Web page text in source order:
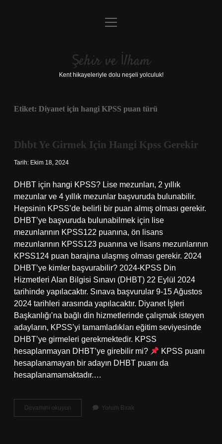
Anasayfa
Yasal Uyarı
menüyü
Şehir ve İlham
Kent hikayeleriyle dolu neşeli yolculuk!
Etiket: Diyanet için hangi KPSS puan türü
Dhbt Ye Girmek Için Hangi Kpss Gerekir
Tarih: Ekim 18, 2024
DHBT için hangi KPSS? Lise mezunları, 2 yıllık
mezunlar ve 4 yıllık mezunlar başvuruda bulunabilir.
Hepsinin KPSS’de belirli bir puan almış olması gerekir.
DHBT’ye başvuruda bulunabilmek için lise
mezunlarının KPSS122 puanına, ön lisans
mezunlarının KPSS123 puanına ve lisans mezunlarının
KPSS124 puan barajına ulaşmış olması gerekir. 2024
DHBT’ye kimler başvurabilir? 2024-KPSS Din
Hizmetleri Alan Bilgisi Sınavı (DHBT) 22 Eylül 2024
tarihinde yapılacaktır. Sınava başvurular 9-15 Ağustos
2024 tarihleri ​​arasında yapılacaktır. Diyanet İşleri
Başkanlığı’na bağlı din hizmetlerinde çalışmak isteyen
adayların, KPSS’yi tamamladıkları eğitim seviyesinde
DHBT’ye girmeleri gerekmektedir. KPSS
hesaplanmayan DHBT’ye girebilir mi?
KPSS puanı
hesaplanamayan bir adayın DHBT puanı da
hesaplanamamaktadır.…
Devamını okuyun
Ye
Yorum Bırak